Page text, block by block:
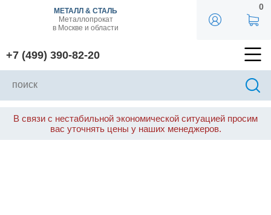
МЕТАЛЛ & СТАЛЬ
Металлопрокат
в Москве и области
+7 (499) 390-82-20
0
В связи с нестабильной экономической ситуацией просим
вас уточнять цены у наших менеджеров.